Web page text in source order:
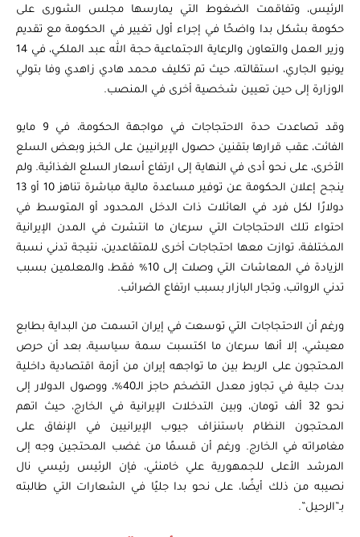
الرئيس، وتفاقمت الضغوط التي يمارسها مجلس الشورى على
حكومة بشكل بدا واضحًا في إجراء أول تغيير في الحكومة مع تقديم
وزير العمل والتعاون والرعاية الاجتماعية حجة الله عبد الملكي، في 14
يونيو الجاري، استقالته، حيث تم تكليف محمد هادي زاهدي وفا بتولي
الوزارة إلى حين تعيين شخصية أخرى في المنصب.
وقد تصاعدت حدة الاحتجاجات في مواجهة الحكومة، في 9 مايو
الفائت، عقب قرارها بتقنين حصول الإيرانيين على الخبز وبعض السلع
الأخرى، على نحو أدى في النهاية إلى ارتفاع أسعار السلع الغذائية. ولم
ينجح إعلان الحكومة عن توفير مساعدة مالية مباشرة تناهز 10 أو 13
دولارًا لكل فرد في العائلات ذات الدخل المحدود أو المتوسط في
احتواء تلك الاحتجاجات التي سرعان ما انتشرت في المدن الإيرانية
المختلفة، توازت معها احتجاجات أخرى للمتقاعدين، نتيجة تدني نسبة
الزيادة في المعاشات التي وصلت إلى 10% فقط، والمعلمين بسبب
تدني الرواتب، وتجار البازار بسبب ارتفاع الضرائب.
ورغم أن الاحتجاجات التي توسعت في إيران اتسمت من البداية بطابع
معيشي، إلا أنها سرعان ما اكتسبت سمة سياسية، بعد أن حرص
المحتجون على الربط بين ما تواجهه إيران من أزمة اقتصادية داخلية
بدت جلية في تجاوز معدل التضخم حاجز الـ40%، ووصول الدولار إلى
نحو 32 ألف تومان، وبين التدخلات الإيرانية في الخارج، حيث اتهم
المحتجون النظام باستنزاف جيوب الإيرانيين في الإنفاق على
مغامراته في الخارج. ورغم أن قسمًا من غضب المحتجين وجه إلى
المرشد الأعلى للجمهورية علي خامنئي، فإن الرئيس رئيسي نال
نصيبه من ذلك أيضًا، على نحو بدا جليًا في الشعارات التي طالبته
بـ”الرحيل”.